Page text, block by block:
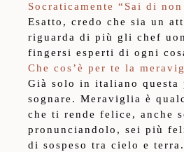
Socraticamente “Sai di non
Esatto, credo che sia un
riguarda di più gli chef
fingersi esperti di ogni
Che cos’è per te la
Già solo in italiano questa
sognare. Meraviglia è
che ti rende felice, anche
pronunciandolo, sei più
di sospeso tra cielo e terra.